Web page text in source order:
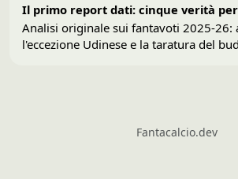
Il primo report dati: cinque verità per
Analisi originale sui fantavoti 2025-26:
l'eccezione Udinese e la taratura del
Fantacalcio.dev